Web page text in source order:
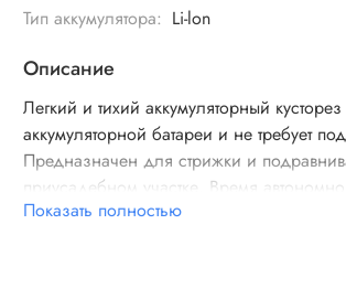
Тип аккумулятора: Li-lon
Описание
Легкий и тихий аккумуляторный
аккумуляторной батареи и не требует
Предназначен для стрижки и
приусадебном участке. Время
минут. Время полной зарядки - до 55
Показать полностью